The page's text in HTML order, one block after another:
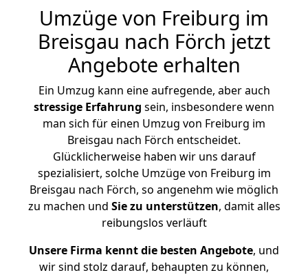
Umzüge von Freiburg im
Breisgau nach Förch jetzt
Angebote erhalten
Ein Umzug kann eine aufregende, aber auch
stressige Erfahrung sein, insbesondere wenn
man sich für einen Umzug von Freiburg im
Breisgau nach Förch entscheidet.
Glücklicherweise haben wir uns darauf
spezialisiert, solche Umzüge von Freiburg im
Breisgau nach Förch, so angenehm wie möglich
zu machen und Sie zu unterstützen, damit alles
reibungslos verläuft
Unsere Firma kennt die besten Angebote, und
wir sind stolz darauf, behaupten zu können,